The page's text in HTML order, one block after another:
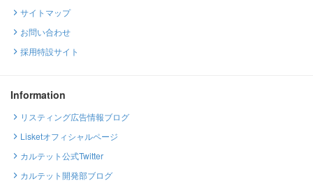
サイトマップ
お問い合わせ
採用特設サイト
Information
リスティング広告情報ブログ
Lisketオフィシャルページ
カルテット公式Twitter
カルテット開発部ブログ